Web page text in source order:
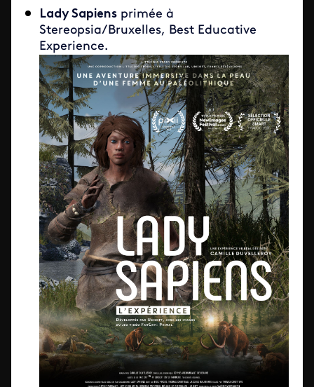
Lady Sapiens primée à
Stereopsia/Bruxelles, Best Educative
Experience.